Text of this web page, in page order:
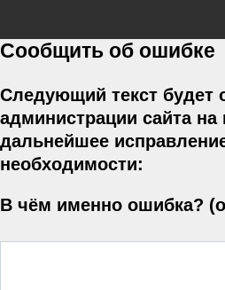
Сообщить об ошибке
Следующий текст будет
администрации сайта на
дальнейшее
необходимости:
В чём именно ошибка?